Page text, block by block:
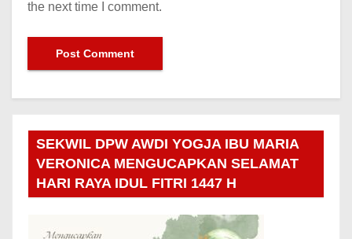
the next time I comment.
SEKWIL DPW AWDI YOGJA IBU MARIA
VERONICA MENGUCAPKAN SELAMAT
HARI RAYA IDUL FITRI 1447 H